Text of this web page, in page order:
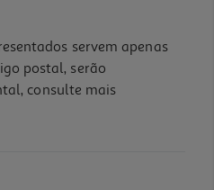
servem apenas
postal, serão
consulte mais